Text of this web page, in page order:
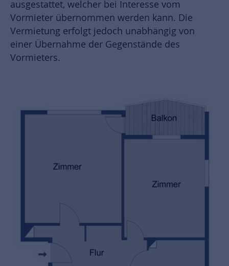
ausgestattet, welcher bei Interesse vom
Vormieter übernommen werden kann. Die
Vermietung erfolgt jedoch unabhängig von
einer Übernahme der Gegenstände des
Vormieters.